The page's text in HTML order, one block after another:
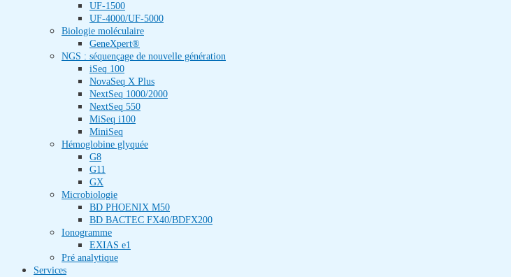
UF-1500
UF-4000/UF-5000
Biologie moléculaire
GeneXpert®
NGS : séquençage de nouvelle génération
iSeq 100
NovaSeq X Plus
NextSeq 1000/2000
NextSeq 550
MiSeq i100
MiniSeq
Hémoglobine glyquée
G8
G11
GX
Microbiologie
BD PHOENIX M50
BD BACTEC FX40/BDFX200
Ionogramme
EXIAS e1
Pré analytique
Services